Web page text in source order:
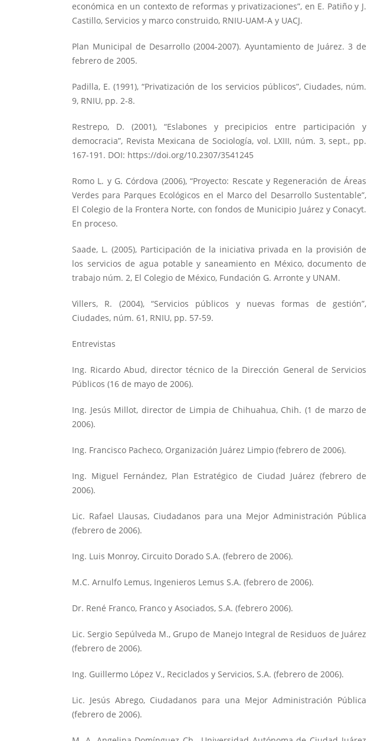
económica en un contexto de reformas y privatizaciones”, en E. Patiño y J.
Castillo, Servicios y marco construido, RNIU-UAM-A y UACJ.
Plan Municipal de Desarrollo (2004-2007). Ayuntamiento de Juárez. 3 de
febrero de 2005.
Padilla, E. (1991), “Privatización de los servicios públicos”, Ciudades, núm.
9, RNIU, pp. 2-8.
Restrepo, D. (2001), “Eslabones y precipicios entre participación y
democracia”, Revista Mexicana de Sociología, vol. LXIII, núm. 3, sept., pp.
167-191. DOI: https://doi.org/10.2307/3541245
Romo L. y G. Córdova (2006), “Proyecto: Rescate y Regeneración de Áreas
Verdes para Parques Ecológicos en el Marco del Desarrollo Sustentable”,
El Colegio de la Frontera Norte, con fondos de Municipio Juárez y Conacyt.
En proceso.
Saade, L. (2005), Participación de la iniciativa privada en la provisión de
los servicios de agua potable y saneamiento en México, documento de
trabajo núm. 2, El Colegio de México, Fundación G. Arronte y UNAM.
Villers, R. (2004), “Servicios públicos y nuevas formas de gestión”,
Ciudades, núm. 61, RNIU, pp. 57-59.
Entrevistas
Ing. Ricardo Abud, director técnico de la Dirección General de Servicios
Públicos (16 de mayo de 2006).
Ing. Jesús Millot, director de Limpia de Chihuahua, Chih. (1 de marzo de
2006).
Ing. Francisco Pacheco, Organización Juárez Limpio (febrero de 2006).
Ing. Miguel Fernández, Plan Estratégico de Ciudad Juárez (febrero de
2006).
Lic. Rafael Llausas, Ciudadanos para una Mejor Administración Pública
(febrero de 2006).
Ing. Luis Monroy, Circuito Dorado S.A. (febrero de 2006).
M.C. Arnulfo Lemus, Ingenieros Lemus S.A. (febrero de 2006).
Dr. René Franco, Franco y Asociados, S.A. (febrero 2006).
Lic. Sergio Sepúlveda M., Grupo de Manejo Integral de Residuos de Juárez
(febrero de 2006).
Ing. Guillermo López V., Reciclados y Servicios, S.A. (febrero de 2006).
Lic. Jesús Abrego, Ciudadanos para una Mejor Administración Pública
(febrero de 2006).